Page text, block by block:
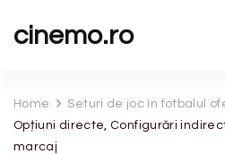
cinemo.ro
Home Seturi de joc în fotbalul
Opțiuni directe, Configurări
marcaj